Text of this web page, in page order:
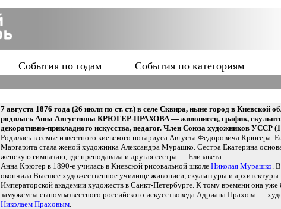
События по годам События по категориям
7 августа 1876 года (26 июля по ст. ст.) в селе Сквира, ныне город в Киевской
родилась Анна Августовна КРЮГЕР-ПРАХОВА — живописец, график,
декоративно-прикладного искусства, педагог. Член Союза художников УССР
Родилась в семье известного киевского нотариуса Августа Федоровича Крюгера.
Маргарита стала женой художника Александра Мурашко. Сестра Екатерина
женскую гимназию, где преподавала и другая сестра — Елизавета.
Анна Крюгер в 1890-е училась в Киевской рисовальной школе Николая Мурашко.
окончила Высшее художественное училище живописи, скульптуры и архитектуры
Императорской академии художеств в Санкт-Петербурге. К тому времени она уже
замужем за сыном мзвестного российского искусствоведа Адриана Прахова —
Николаем Праховым.